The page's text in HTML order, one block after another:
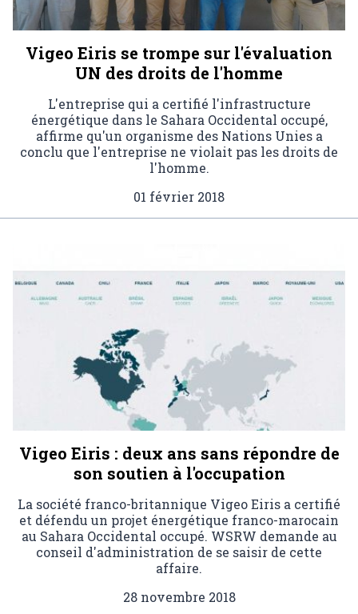
Vigeo Eiris se trompe sur l'évaluation
UN des droits de l'homme
L'entreprise qui a certifié l'infrastructure
énergétique dans le Sahara Occidental occupé,
affirme qu'un organisme des Nations Unies a
conclu que l'entreprise ne violait pas les droits de
l'homme.
01 février 2018
Vigeo Eiris : deux ans sans répondre de
son soutien à l'occupation
La société franco-britannique Vigeo Eiris a certifié
et défendu un projet énergétique franco-marocain
au Sahara Occidental occupé. WSRW demande au
conseil d'administration de se saisir de cette
affaire.
28 novembre 2018